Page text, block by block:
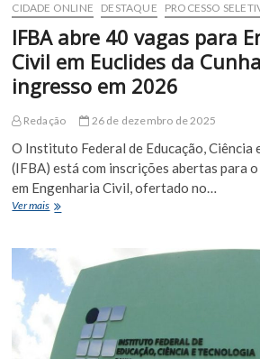
CIDADE ONLINE DESTAQUE PROCESSO
IFBA abre 40 vagas para
Civil em Euclides da
ingresso em 2026
Redação 26 de dezembro de 2025
O Instituto Federal de Educação, Ciência
(IFBA) está com inscrições abertas para
em Engenharia Civil, ofertado no…
Ver maisIFBA
vagas
para
Engenharia
Civil
em
Euclides
da